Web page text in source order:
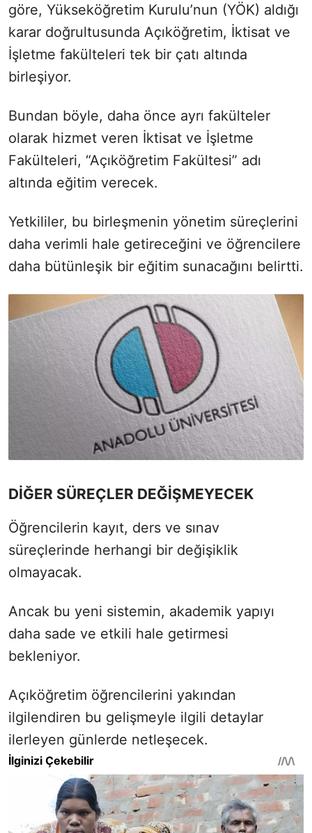
göre, Yükseköğretim Kurulu’nun (YÖK) aldığı
karar doğrultusunda Açıköğretim, İktisat ve
İşletme fakülteleri tek bir çatı altında
birleşiyor.
Bundan böyle, daha önce ayrı fakülteler
olarak hizmet veren İktisat ve İşletme
Fakülteleri, “Açıköğretim Fakültesi” adı
altında eğitim verecek.
Yetkililer, bu birleşmenin yönetim süreçlerini
daha verimli hale getireceğini ve öğrencilere
daha bütünleşik bir eğitim sunacağını belirtti.
DİĞER SÜREÇLER DEĞİŞMEYECEK
Öğrencilerin kayıt, ders ve sınav
süreçlerinde herhangi bir değişiklik
olmayacak.
Ancak bu yeni sistemin, akademik yapıyı
daha sade ve etkili hale getirmesi
bekleniyor.
Açıköğretim öğrencilerini yakından
ilgilendiren bu gelişmeyle ilgili detaylar
ilerleyen günlerde netleşecek.